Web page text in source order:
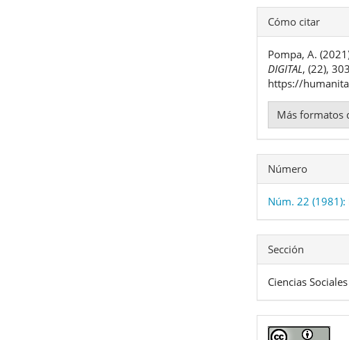
Detalles
del
artículo
Cómo citar
Pompa, A.
DIGITAL, (22),
https://
Más formatos
Número
Núm. 22
Sección
Ciencias Sociales